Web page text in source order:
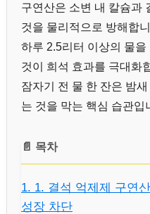
구연산은 소변 내 칼슘과
것을 물리적으로 방해합
하루 2.5리터 이상의 물
것이 희석 효과를 극대화
잠자기 전 물 한 잔은 밤
는 것을 막는 핵심 습관입
📄 목차
1. 1. 결석 억제제 구연
성장 차단